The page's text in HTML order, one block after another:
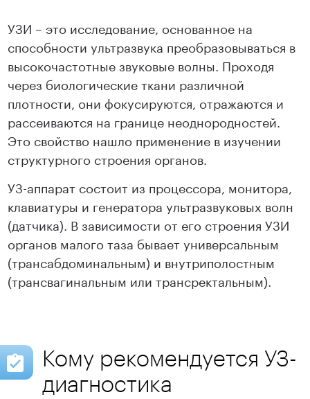
УЗИ – это исследование, основанное на
способности ультразвука преобразовываться в
высокочастотные звуковые волны. Проходя
через биологические ткани различной
плотности, они фокусируются, отражаются и
рассеиваются на границе неоднородностей.
Это свойство нашло применение в изучении
структурного строения органов.
УЗ-аппарат состоит из процессора, монитора,
клавиатуры и генератора ультразвуковых волн
(датчика). В зависимости от его строения УЗИ
органов малого таза бывает универсальным
(трансабдоминальным) и внутриполостным
(трансвагинальным или трансректальным).
Кому рекомендуется УЗ-
диагностика